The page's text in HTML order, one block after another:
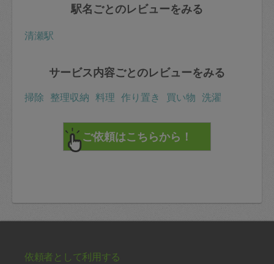
駅名ごとのレビューをみる
清瀬駅
サービス内容ごとのレビューをみる
掃除 整理収納 料理 作り置き 買い物 洗濯
依頼者として利用する